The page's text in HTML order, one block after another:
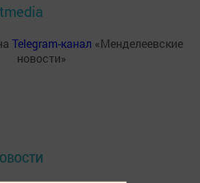
Telegram-канал «Менделеевские
новости»